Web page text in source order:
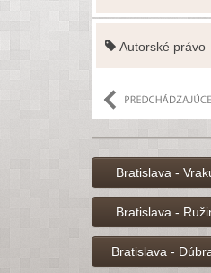
Autorské právo
Bratislava -
Bratislava -
Bratislava -